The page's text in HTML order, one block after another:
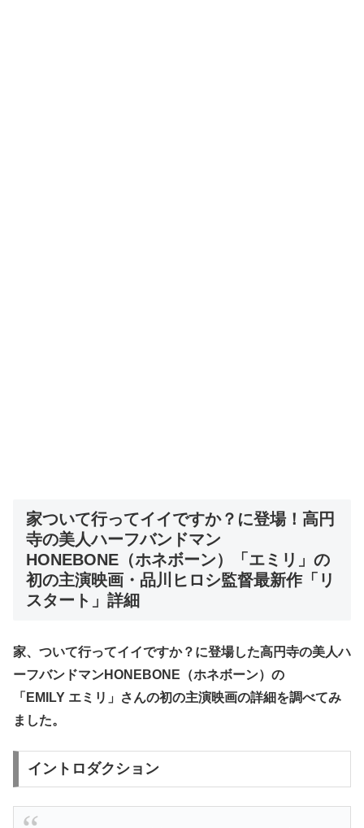
家ついて行ってイイですか？に登場！高円
寺の美人ハーフバンドマン
HONEBONE （ホネボーン）
「エミリ」の
初の主演映画・ 品川ヒロシ監督最新作「リ
スタート」詳細
家、ついて行ってイイですか？に登場した高円寺の美人ハ
ーフバンドマンHONEBONE（ホネボーン）の
「EMILY エミリ」さんの初の主演映画の詳細を調べてみ
ました。
イントロダクション